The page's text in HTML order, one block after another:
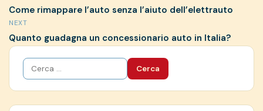
Come rimappare l’auto senza l’aiuto dell’elettrauto
NEXT
Quanto guadagna un concessionario auto in Italia?
Ricerca
per: